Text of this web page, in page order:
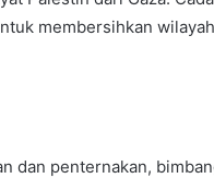
membersihkan wilayah
dan penternakan,